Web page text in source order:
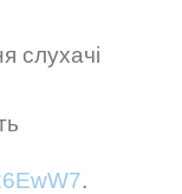
слухачі
.